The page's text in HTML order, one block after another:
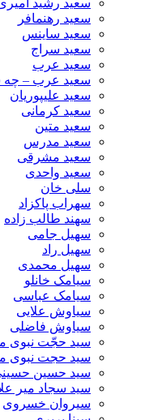
سعید رشید
سعید رهنمافر
سعید ساینس
سعید سراج
سعید عرب
سعید عرب – چه
سعید علیپوریان
سعید کرمانی
سعید متین
سعید مدرس
سعید مشرقی
سعید واحدی
سلی خان
سهراب پاکزاد
سهند طالب زاده
سهیل جامی
سهیل راد
سهیل محمدی
سیامک خانلو
سیامک عباسی
سیاوش علایی
سیاوش فاضلی
سید حجّت نبوی
سید حجت نبوی
سید حسین
سید سجاد میر
سیروان خسروی